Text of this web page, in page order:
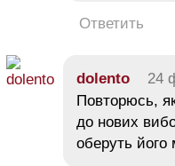
Ответить
dolento 24
Повторюсь,
до нових
оберуть його